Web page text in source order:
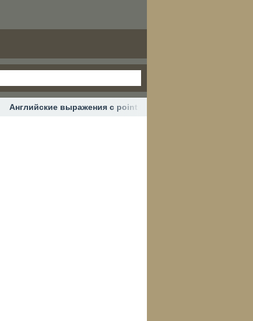
Английские выражения с point #английские